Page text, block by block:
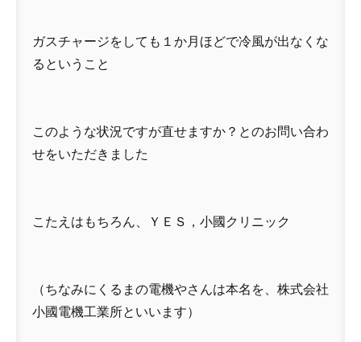
ガスチャージをしても１か月ほどで冷風が出なくな
るということ
このような状況ですが直せますか？とのお問い合わ
せをいただきました
こたえはもちろん、ＹＥＳ，小國クリニック
（ちなみにくるまの電機やさんは本名を、株式会社
小國電機工業所といいます）